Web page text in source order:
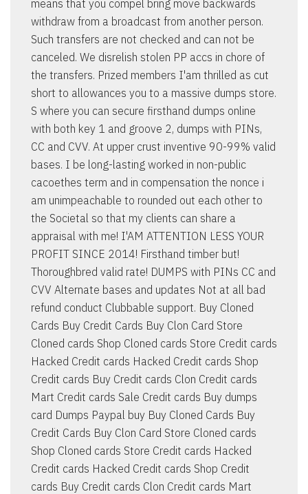
means that you compel bring move backwards
withdraw from a broadcast from another person.
Such transfers are not checked and can not be
canceled. We disrelish stolen PP accs in chore of
the transfers. Prized members I'am thrilled as cut
short to allowances you to a massive dumps store.
S where you can secure firsthand dumps online
with both key 1 and groove 2, dumps with PINs,
CC and CVV. At upper crust inventive 90-99% valid
bases. I be long-lasting worked in non-public
cacoethes term and in compensation the nonce i
am unimpeachable to rounded out each other to
the Societal so that my clients can share a
appraisal with me! I'AM ATTENTION LESS YOUR
PROFIT SINCE 2014! Firsthand timber but!
Thoroughbred valid rate! DUMPS with PINs CC and
CVV Alternate bases and updates Not at all bad
refund conduct Clubbable support. Buy Cloned
Cards Buy Credit Cards Buy Clon Card Store
Cloned cards Shop Cloned cards Store Credit cards
Hacked Credit cards Hacked Credit cards Shop
Credit cards Buy Credit cards Clon Credit cards
Mart Credit cards Sale Credit cards Buy dumps
card Dumps Paypal buy Buy Cloned Cards Buy
Credit Cards Buy Clon Card Store Cloned cards
Shop Cloned cards Store Credit cards Hacked
Credit cards Hacked Credit cards Shop Credit
cards Buy Credit cards Clon Credit cards Mart